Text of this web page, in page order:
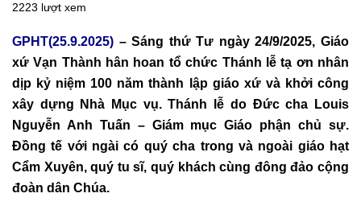
2223 lượt xem
GPHT(25.9.2025) – Sáng thứ Tư ngày 24/9/2025, Giáo
xứ Vạn Thành hân hoan tổ chức Thánh lễ tạ ơn nhân
dịp kỷ niệm 100 năm thành lập giáo xứ và khởi công
xây dựng Nhà Mục vụ. Thánh lễ do Đức cha Louis
Nguyễn Anh Tuấn – Giám mục Giáo phận chủ sự.
Đồng tế với ngài có quý cha trong và ngoài giáo hạt
Cẩm Xuyên, quý tu sĩ, quý khách cùng đông đảo cộng
đoàn dân Chúa.